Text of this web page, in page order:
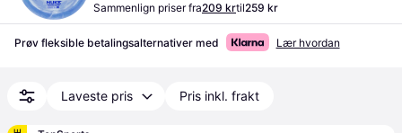
Sammenlign priser fra209 krtil259 kr
Prøv fleksible betalingsalternativer med Lær hvordan
Laveste pris Pris inkl. frakt